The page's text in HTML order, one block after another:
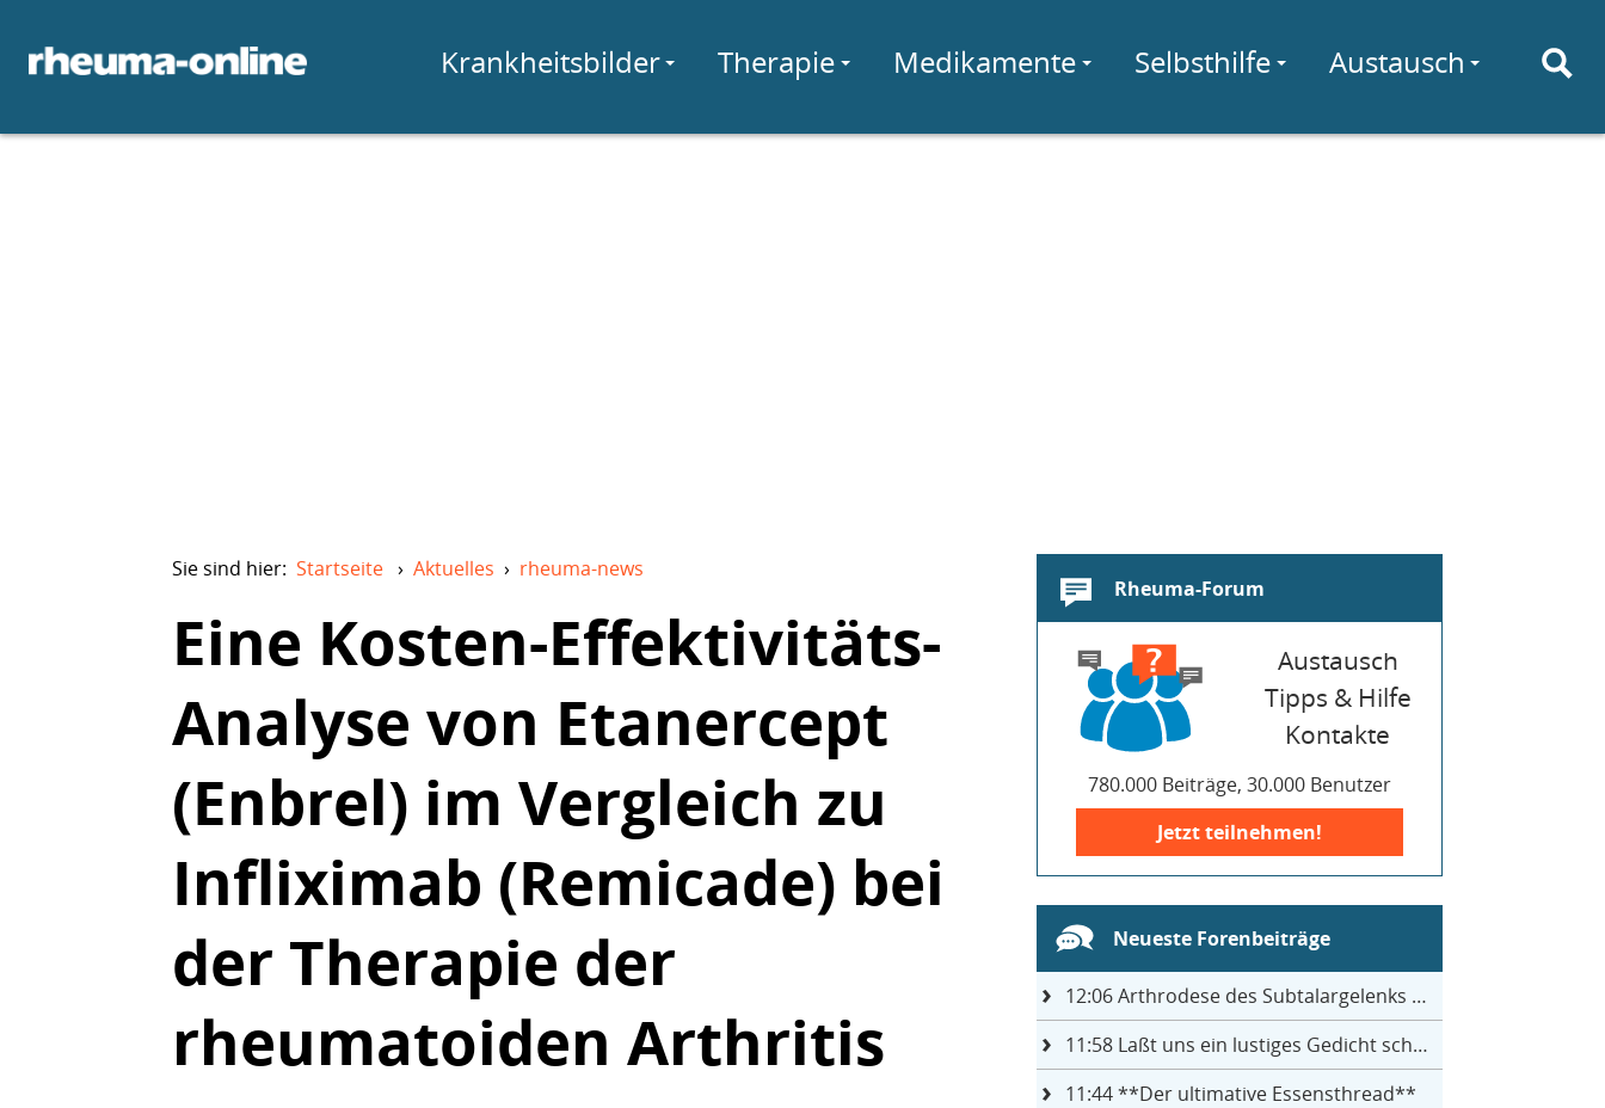
Krankheitsbilder Therapie Medikamente Selbsthilfe Austausch
Sie sind hier: Startseite › Aktuelles › rheuma-news
Eine Kosten-Effektivitäts-
Analyse von Etanercept
(Enbrel) im Vergleich zu
Infliximab (Remicade) bei
der Therapie der
rheumatoiden Arthritis
Rheuma-Forum
Austausch
Tipps & Hilfe
Kontakte
780.000 Beiträge, 30.000 Benutzer
Jetzt teilnehmen!
Neueste Forenbeiträge
12:06Arthrodese des Subtalargelenks mit 27
11:58Laßt uns ein lustiges Gedicht schreiben- jeder einen Satz
11:44**Der ultimative Essensthread**